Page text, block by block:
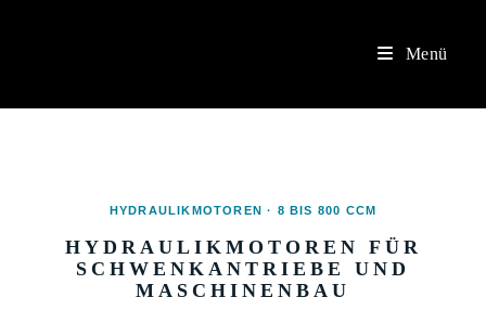
Menü
HYDRAULIKMOTOREN · 8 BIS 800 CCM
HYDRAULIKMOTOREN FÜR
SCHWENKANTRIEBE UND
MASCHINENBAU